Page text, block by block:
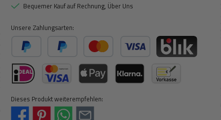
Bequemer Kauf auf Rechnung, Über Uns
Unsere Zahlungsarten:
PayPal Später BezahlenKredit- oder Debitkarte
Dieses Produkt weiterempfehlen: